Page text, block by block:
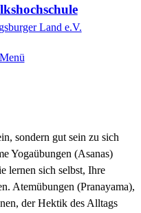
Land e.V.
Menü
sondern gut sein zu sich
Yogaübungen (Asanas)
lernen sich selbst, Ihre
Atemübungen (Pranayama),
der Hektik des Alltags